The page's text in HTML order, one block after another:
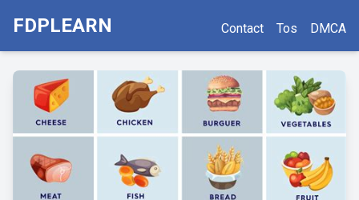
FDPLEARN Contact Tos DMCA